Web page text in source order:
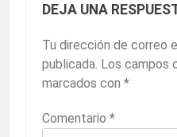
DEJA UNA
Tu dirección de correo
publicada. Los campos
marcados con *
Comentario *